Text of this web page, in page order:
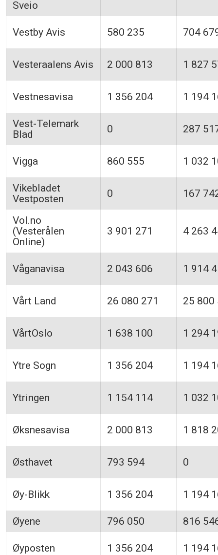
Sveio
Vestby Avis 580 235 704
Vesteraalens Avis 2 000 813 1 827
Vestnesavisa 1 356 204 1 194
Vest-Telemark
Blad
0 287
Vigga 860 555 1 032
Vikebladet
Vestposten
0 167
Vol.no
(Vesterålen
Online)
3 901 271 4 263
Våganavisa 2 043 606 1 914
Vårt Land 26 080 271 25 800
VårtOslo 1 638 100 1 294
Ytre Sogn 1 356 204 1 194
Ytringen 1 154 114 1 032
Øksnesavisa 2 000 813 1 818
Østhavet 793 594 0
Øy-Blikk 1 356 204 1 194
Øyene 796 050 816
Øyposten 1 356 204 1 194